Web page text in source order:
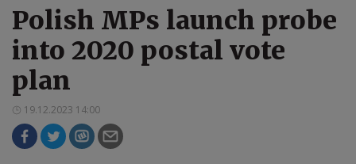
Polish MPs launch probe
into 2020 postal vote
plan
19.12.2023 14:00